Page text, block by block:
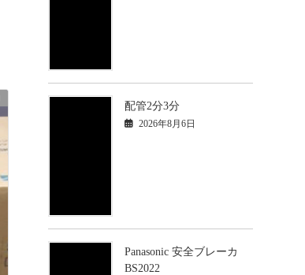
配管2分3分
2026年8月6日
Panasonic 安全ブレーカ
BS2022